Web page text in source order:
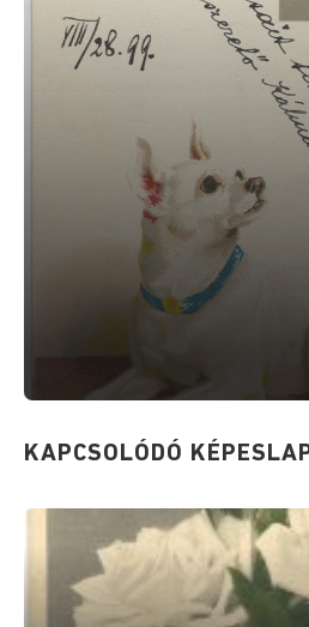
KAPCSOLÓDÓ